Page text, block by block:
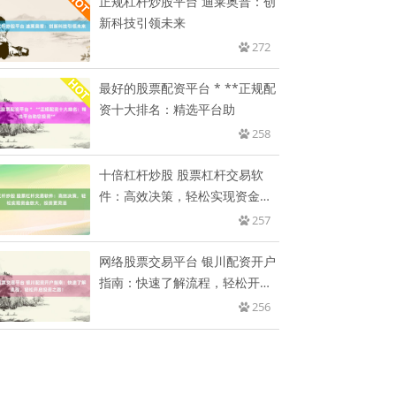
新科技引领未来
272
最好的股票配资平台 * **正规配
资十大排名：精选平台助
258
十倍杠杆炒股 股票杠杆交易软
件：高效决策，轻松实现资金放
257
网络股票交易平台 银川配资开户
指南：快速了解流程，轻松开启
256